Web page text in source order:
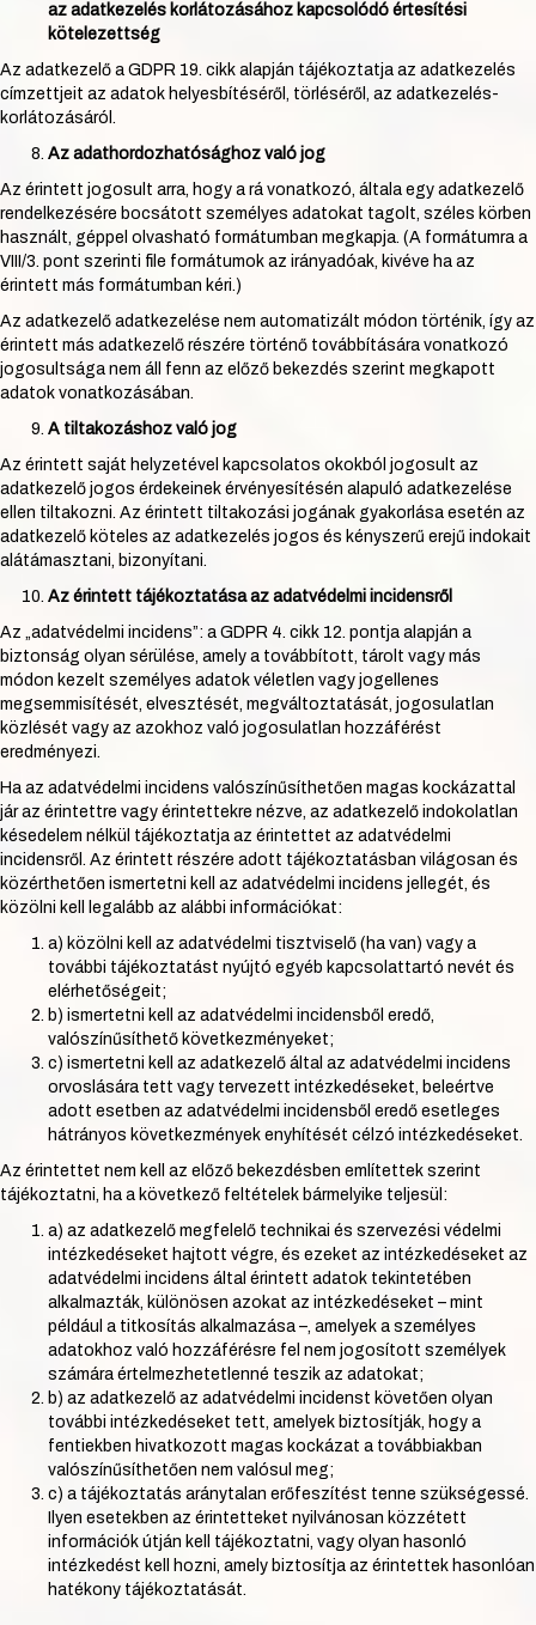
az adatkezelés korlátozásához kapcsolódó értesítési
kötelezettség
Az adatkezelő a GDPR 19. cikk alapján tájékoztatja az adatkezelés
címzettjeit az adatok helyesbítéséről, törléséről, az adatkezelés-
korlátozásáról.
Az adathordozhatósághoz való jog
Az érintett jogosult arra, hogy a rá vonatkozó, általa egy adatkezelő
rendelkezésére bocsátott személyes adatokat tagolt, széles körben
használt, géppel olvasható formátumban megkapja. (A formátumra a
VIII/3. pont szerinti file formátumok az irányadóak, kivéve ha az
érintett más formátumban kéri.)
Az adatkezelő adatkezelése nem automatizált módon történik, így az
érintett más adatkezelő részére történő továbbítására vonatkozó
jogosultsága nem áll fenn az előző bekezdés szerint megkapott
adatok vonatkozásában.
A tiltakozáshoz való jog
Az érintett saját helyzetével kapcsolatos okokból jogosult az
adatkezelő jogos érdekeinek érvényesítésén alapuló adatkezelése
ellen tiltakozni. Az érintett tiltakozási jogának gyakorlása esetén az
adatkezelő köteles az adatkezelés jogos és kényszerű erejű indokait
alátámasztani, bizonyítani.
Az érintett tájékoztatása az adatvédelmi incidensről
Az „adatvédelmi incidens”: a GDPR 4. cikk 12. pontja alapján a
biztonság olyan sérülése, amely a továbbított, tárolt vagy más
módon kezelt személyes adatok véletlen vagy jogellenes
megsemmisítését, elvesztését, megváltoztatását, jogosulatlan
közlését vagy az azokhoz való jogosulatlan hozzáférést
eredményezi.
Ha az adatvédelmi incidens valószínűsíthetően magas kockázattal
jár az érintettre vagy érintettekre nézve, az adatkezelő indokolatlan
késedelem nélkül tájékoztatja az érintettet az adatvédelmi
incidensről. Az érintett részére adott tájékoztatásban világosan és
közérthetően ismertetni kell az adatvédelmi incidens jellegét, és
közölni kell legalább az alábbi információkat:
a) közölni kell az adatvédelmi tisztviselő (ha van) vagy a
további tájékoztatást nyújtó egyéb kapcsolattartó nevét és
elérhetőségeit;
b) ismertetni kell az adatvédelmi incidensből eredő,
valószínűsíthető következményeket;
c) ismertetni kell az adatkezelő által az adatvédelmi incidens
orvoslására tett vagy tervezett intézkedéseket, beleértve
adott esetben az adatvédelmi incidensből eredő esetleges
hátrányos következmények enyhítését célzó intézkedéseket.
Az érintettet nem kell az előző bekezdésben említettek szerint
tájékoztatni, ha a következő feltételek bármelyike teljesül:
a) az adatkezelő megfelelő technikai és szervezési védelmi
intézkedéseket hajtott végre, és ezeket az intézkedéseket az
adatvédelmi incidens által érintett adatok tekintetében
alkalmazták, különösen azokat az intézkedéseket – mint
például a titkosítás alkalmazása –, amelyek a személyes
adatokhoz való hozzáférésre fel nem jogosított személyek
számára értelmezhetetlenné teszik az adatokat;
b) az adatkezelő az adatvédelmi incidenst követően olyan
további intézkedéseket tett, amelyek biztosítják, hogy a
fentiekben hivatkozott magas kockázat a továbbiakban
valószínűsíthetően nem valósul meg;
c) a tájékoztatás aránytalan erőfeszítést tenne szükségessé.
Ilyen esetekben az érintetteket nyilvánosan közzétett
információk útján kell tájékoztatni, vagy olyan hasonló
intézkedést kell hozni, amely biztosítja az érintettek hasonlóan
hatékony tájékoztatását.